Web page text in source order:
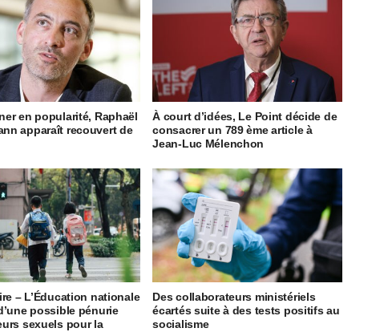
en popularité, Raphaël
apparaît recouvert de
À court d’idées, Le Point décide de
consacrer un 789 ème article à
Jean-Luc Mélenchon
– L’Éducation nationale
possible pénurie
sexuels pour la
Des collaborateurs ministériels
écartés suite à des tests positifs au
socialisme